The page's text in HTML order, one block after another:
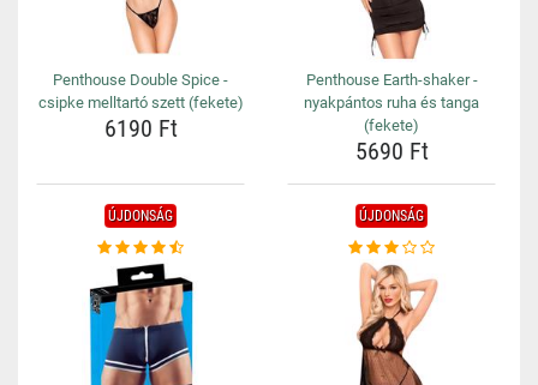
Penthouse Double Spice -
csipke melltartó szett (fekete)
6190 Ft
Penthouse Earth-shaker -
nyakpántos ruha és tanga
(fekete)
5690 Ft
ÚJDONSÁG ÚJDONSÁG